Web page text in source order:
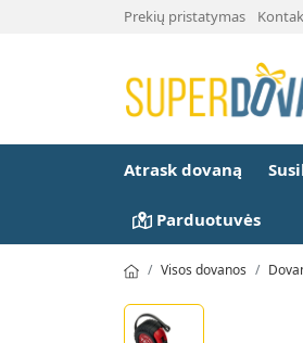
Prekių pristatymas
Atrask dovaną
Parduotuvės
Visos dovanos